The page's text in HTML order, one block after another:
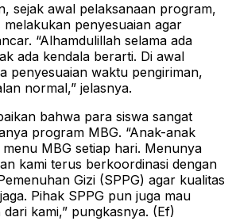
sejak awal pelaksanaan program,
penyesuaian agar
“Alhamdulillah selama ada
ada kendala berarti. Di awal
penyesuaian waktu pengiriman,
normal,” jelasnya.
bahwa para siswa sangat
program MBG. “Anak-anak
MBG setiap hari. Menunya
kami terus berkoordinasi dengan
Gizi (SPPG) agar kualitas
Pihak SPPG pun juga mau
kami,” pungkasnya. (Ef)